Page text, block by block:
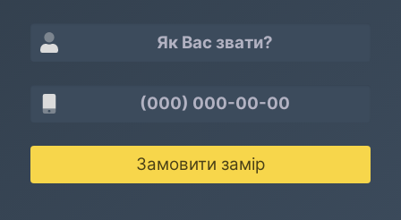
Замовити замір